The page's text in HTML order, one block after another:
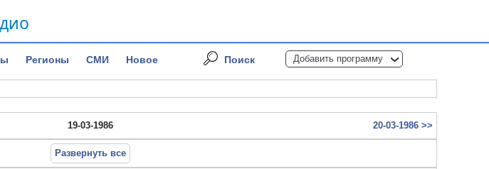
Регионы СМИ Новое Поиск Добавить программу
19-03-1986 20-03-1986 >>
Развернуть все